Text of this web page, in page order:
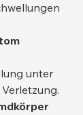
unter